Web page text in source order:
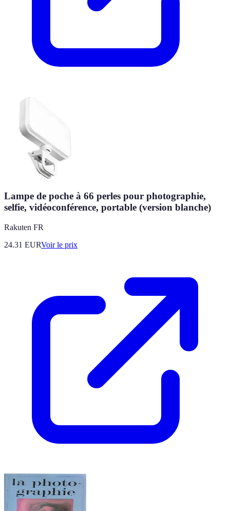
Lampe de poche à 66 perles pour photographie,
selfie, vidéoconférence, portable (version blanche)
Rakuten FR
24.31 EURVoir le prix